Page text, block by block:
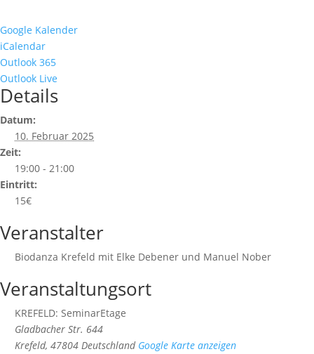
Google Kalender
iCalendar
Outlook 365
Outlook Live
Details
Datum:
10. Februar 2025
Zeit:
19:00 - 21:00
Eintritt:
15€
Veranstalter
Biodanza Krefeld mit Elke Debener und Manuel Nober
Veranstaltungsort
KREFELD: SeminarEtage
Gladbacher Str. 644
Krefeld, 47804 Deutschland Google Karte anzeigen